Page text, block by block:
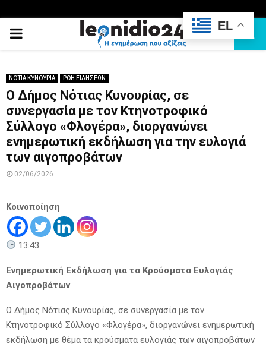
PRIMARY
ΝΟΤΙΑ ΚΥΝΟΥΡΙΑ ΡΟΗ ΕΙΔΗΣΕΩΝ
Ο Δήμος Νότιας Κυνουρίας, σε
συνεργασία με τον Κτηνοτροφικό
Σύλλογο «Φλογέρα», διοργανώνει
ενημερωτική εκδήλωση για την ευλογιά
των αιγοπροβάτων
02/06/2026
Κοινοποίηση
13:43
Ενημερωτική Εκδήλωση για τα Κρούσματα Ευλογιάς
Αιγοπροβάτων
Ο Δήμος Νότιας Κυνουρίας, σε συνεργασία με τον
Κτηνοτροφικό Σύλλογο «Φλογέρα», διοργανώνει ενημερωτική
εκδήλωση με θέμα τα κρούσματα ευλογιάς των αιγοπροβάτων
EL